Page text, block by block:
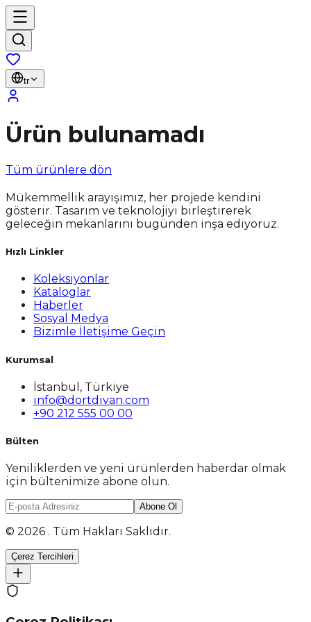
tr
Ürün bulunamadı
Tüm ürünlere dön
Mükemmellik arayışımız, her projede kendini
gösterir. Tasarım ve teknolojiyi birleştirerek
geleceğin mekanlarını bugünden inşa ediyoruz.
Hızlı Linkler
Koleksiyonlar
Kataloglar
Haberler
Sosyal Medya
Bizimle İletişime Geçin
Kurumsal
İstanbul, Türkiye
info@dortdivan.com
+90 212 555 00 00
Bülten
Yeniliklerden ve yeni ürünlerden haberdar olmak
için bültenimize abone olun.
Abone Ol
© 2026 . Tüm Hakları Saklıdır.
Çerez Tercihleri